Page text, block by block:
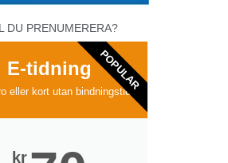
DU PRENUMERERA?
E-tidning
eller kort utan bindningstid
kr
POPULAR